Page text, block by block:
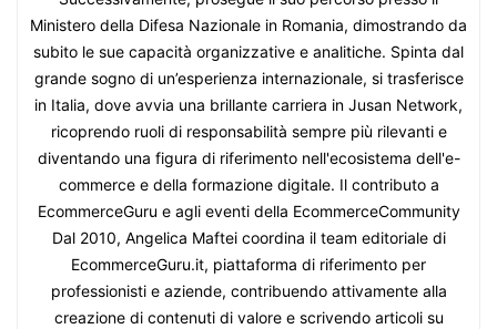
Ministero della Difesa Nazionale in Romania, dimostrando da
subito le sue capacità organizzative e analitiche. Spinta dal
grande sogno di un’esperienza internazionale, si trasferisce
in Italia, dove avvia una brillante carriera in Jusan Network,
ricoprendo ruoli di responsabilità sempre più rilevanti e
diventando una figura di riferimento nell'ecosistema dell'e-
commerce e della formazione digitale. Il contributo a
EcommerceGuru e agli eventi della EcommerceCommunity
Dal 2010, Angelica Maftei coordina il team editoriale di
EcommerceGuru.it, piattaforma di riferimento per
professionisti e aziende, contribuendo attivamente alla
creazione di contenuti di valore e scrivendo articoli su